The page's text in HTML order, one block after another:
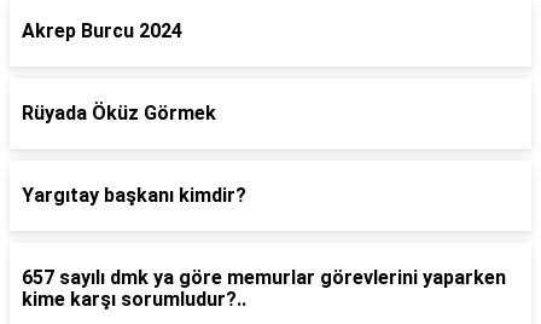
Akrep Burcu 2024
Rüyada Öküz Görmek
Yargıtay başkanı kimdir?
657 sayılı dmk ya göre memurlar görevlerini yaparken
kime karşı sorumludur?..